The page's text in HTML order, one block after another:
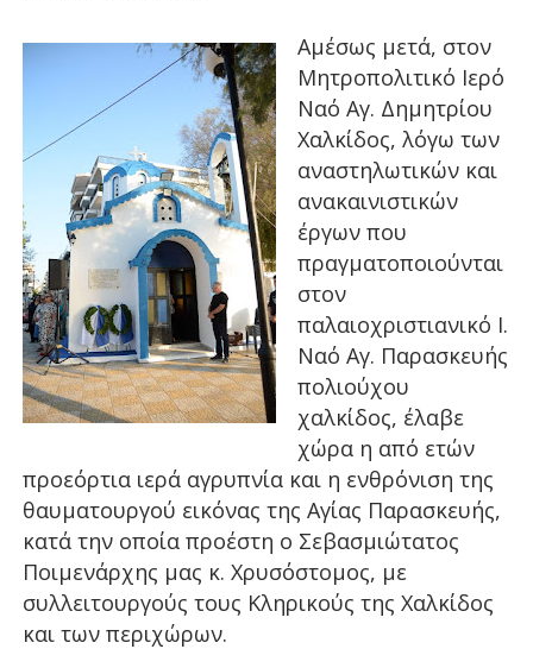
Αμέσως μετά, στον
Μητροπολιτικό Ιερό
Ναό Αγ. Δημητρίου
Χαλκίδος, λόγω των
αναστηλωτικών και
ανακαινιστικών
έργων που
πραγματοποιούνται
στον
παλαιοχριστιανικό Ι.
Ναό Αγ. Παρασκευής
πολιούχου
χαλκίδος, έλαβε
χώρα η από ετών
προεόρτια ιερά αγρυπνία και η ενθρόνιση της
θαυματουργού εικόνας της Αγίας Παρασκευής,
κατά την οποία προέστη ο Σεβασμιώτατος
Ποιμενάρχης μας κ. Χρυσόστομος, με
συλλειτουργούς τους Κληρικούς της Χαλκίδος
και των περιχώρων.